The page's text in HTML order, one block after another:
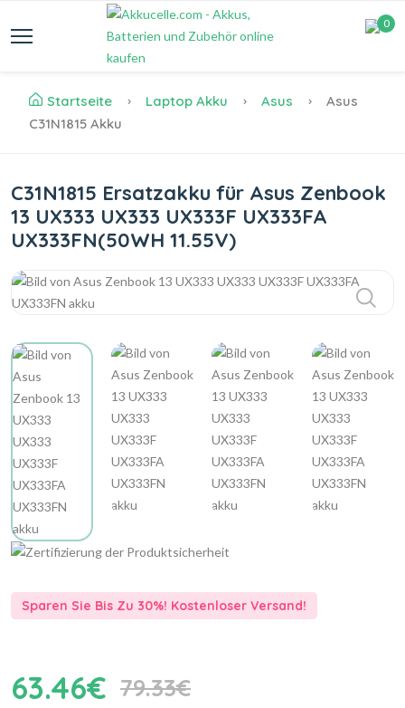
0
Startseite Laptop Akku Asus
Asus
C31N1815 Akku
C31N1815 Ersatzakku für Asus Zenbook
13 UX333 UX333 UX333F UX333FA
UX333FN(50WH 11.55V)
Sparen Sie Bis Zu 30%! Kostenloser Versand!
63.46€ 79.33€